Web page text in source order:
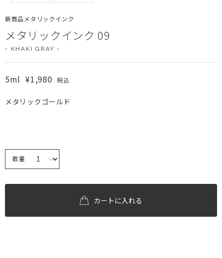
新商品メタリックインク
メタリックインク 09
- KHAKI GRAY -
5ml ¥1,980 税込
メタリックゴールド
数量
カートに入れる